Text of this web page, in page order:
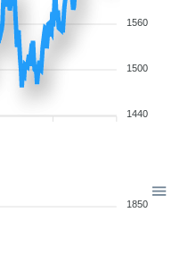
1560
1500
1440
1850